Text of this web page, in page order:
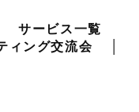
サービス一覧
ィング交流会